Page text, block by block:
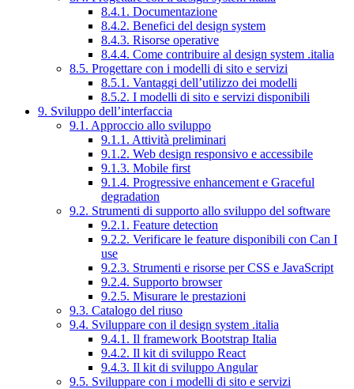
8.4.1. Documentazione
8.4.2. Benefici del design system
8.4.3. Risorse operative
8.4.4. Come contribuire al design system .italia
8.5. Progettare con i modelli di sito e servizi
8.5.1. Vantaggi dell’utilizzo dei modelli
8.5.2. I modelli di sito e servizi disponibili
9. Sviluppo dell’interfaccia
9.1. Approccio allo sviluppo
9.1.1. Attività preliminari
9.1.2. Web design responsivo e accessibile
9.1.3. Mobile first
9.1.4. Progressive enhancement e Graceful
degradation
9.2. Strumenti di supporto allo sviluppo del software
9.2.1. Feature detection
9.2.2. Verificare le feature disponibili con Can I
use
9.2.3. Strumenti e risorse per CSS e JavaScript
9.2.4. Supporto browser
9.2.5. Misurare le prestazioni
9.3. Catalogo del riuso
9.4. Sviluppare con il design system .italia
9.4.1. Il framework Bootstrap Italia
9.4.2. Il kit di sviluppo React
9.4.3. Il kit di sviluppo Angular
9.5. Sviluppare con i modelli di sito e servizi